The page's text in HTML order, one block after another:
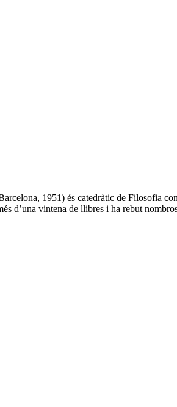
1951) és catedràtic de Filosofia
d’una vintena de llibres i ha rebut